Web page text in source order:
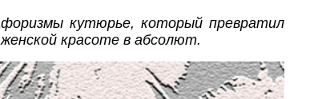
кутюрье, который превратил
красоте в абсолют.